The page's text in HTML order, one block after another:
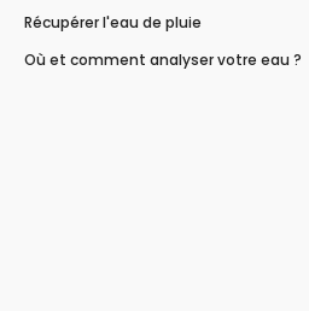
Récupérer l'eau de pluie
Où et comment analyser votre eau ?